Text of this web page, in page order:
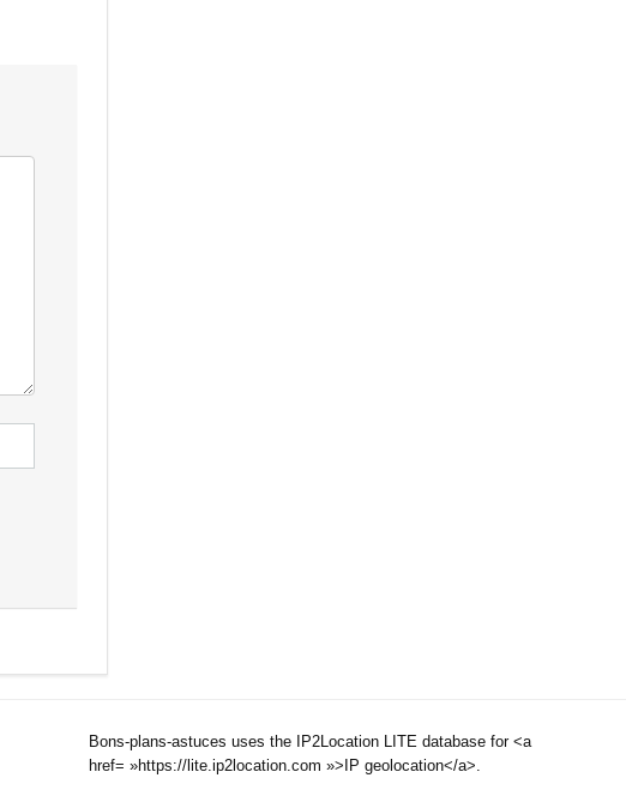
Bons-plans-astuces uses the IP2Location LITE database for <a
href= »https://lite.ip2location.com »>IP geolocation</a>.